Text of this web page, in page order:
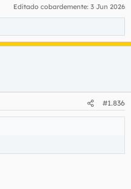
Editado cobardemente: 3 Jun 2026
#1.836